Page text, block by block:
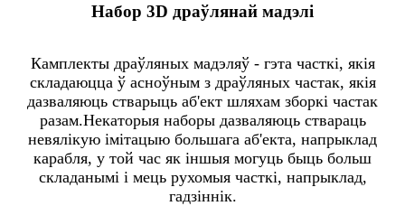
Набор 3D драўлянай мадэлі
Камплекты драўляных мадэляў - гэта часткі, якія
складаюцца ў асноўным з драўляных частак, якія
дазваляюць стварыць аб'ект шляхам зборкі частак
разам.Некаторыя наборы дазваляюць ствараць
невялікую імітацыю большага аб'екта, напрыклад
карабля, у той час як іншыя могуць быць больш
складанымі і мець рухомыя часткі, напрыклад,
гадзіннік.